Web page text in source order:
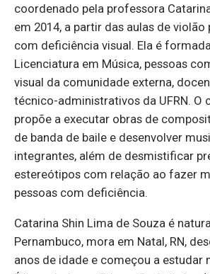
coordenado pela professora
em 2014, a partir das aulas de violão
com deficiência visual. Ela é
Licenciatura em Música, pessoas
visual da comunidade externa,
técnico-administrativos da UFRN. O
propõe a executar obras de
de banda de baile e desenvolver
integrantes, além de desmistificar
estereótipos com relação ao fazer
pessoas com deficiência.
Catarina Shin Lima de Souza é
Pernambuco, mora em Natal, RN,
anos de idade e começou a estudar